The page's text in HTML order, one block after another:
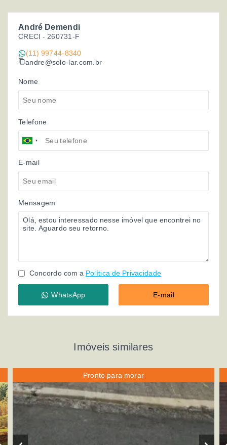
André Demendi
CRECI - 260731-F
(11) 99744-8340
andre@solo-lar.com.br
Nome
Telefone
E-mail
Mensagem
Concordo com a Política de Privacidade
WhatsApp E-mail
Imóveis similares
Pronto para morar